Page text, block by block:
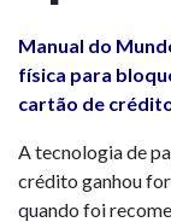
Manual do
física para
cartão de
A tecnologia de
crédito ganhou
quando foi